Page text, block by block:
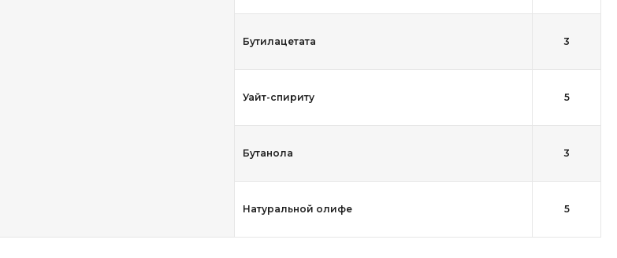
Бутилацетата 3
Уайт-спириту 5
Бутанола 3
Натуральной олифе 5